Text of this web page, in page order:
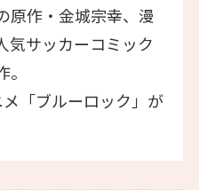
原作・金城宗幸、漫
気サッカーコミック
「ブルーロック」が